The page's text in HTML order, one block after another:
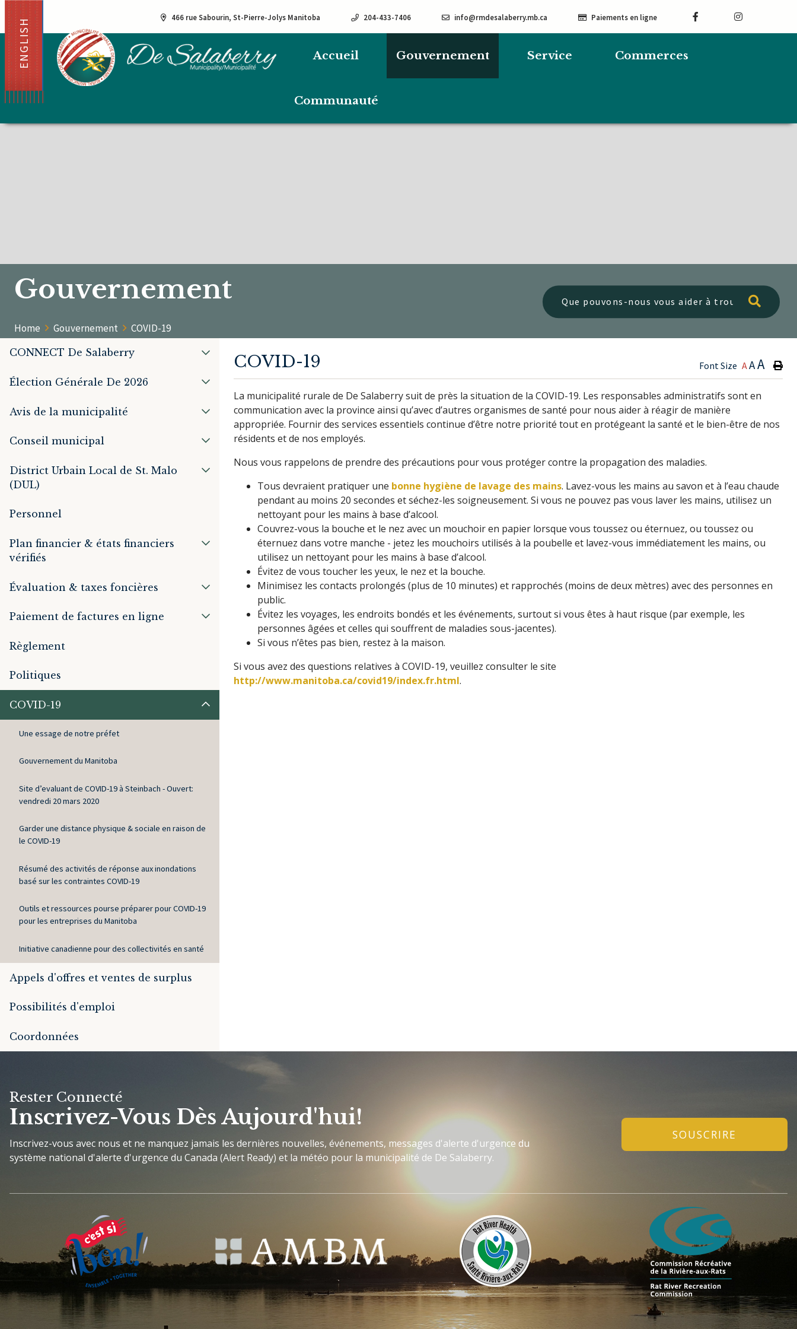
466 rue Sabourin, St-Pierre-Jolys Manitoba 204-433-7406 info@rmdesalaberry.mb.ca Paiements en ligne
Accueil Gouvernement Service Commerces
Communauté
ENGLISH
Gouvernement
Home Gouvernement COVID-19
Type
CONNECT De Salaberry
Élection Générale De 2026
Avis de la municipalité
Conseil municipal
District Urbain Local de St. Malo
(DUL)
Personnel
Plan financier & états financiers
vérifiés
Évaluation & taxes foncières
Paiement de factures en ligne
Règlement
Politiques
COVID-19
Une essage de notre préfet
Gouvernement du Manitoba
Site d’evaluant de COVID-19 à Steinbach - Ouvert:
vendredi 20 mars 2020
Garder une distance physique & sociale en raison de
le COVID-19
Résumé des activités de réponse aux inondations
basé sur les contraintes COVID-19
Outils et ressources pourse préparer pour COVID-19
pour les entreprises du Manitoba
Initiative canadienne pour des collectivités en santé
Appels d'offres et ventes de surplus
Possibilités d'emploi
Coordonnées
COVID-19 Font Size AAA
La municipalité rurale de De Salaberry suit de près la situation de la COVID-19. Les responsables administratifs sont en
communication avec la province ainsi qu’avec d’autres organismes de santé pour nous aider à réagir de manière
appropriée. Fournir des services essentiels continue d’être notre priorité tout en protégeant la santé et le bien-être de nos
résidents et de nos employés.
Nous vous rappelons de prendre des précautions pour vous protéger contre la propagation des maladies.
Tous devraient pratiquer une bonne hygiène de lavage des mains. Lavez-vous les mains au savon et à l’eau chaude
pendant au moins 20 secondes et séchez-les soigneusement. Si vous ne pouvez pas vous laver les mains, utilisez un
nettoyant pour les mains à base d’alcool.
Couvrez-vous la bouche et le nez avec un mouchoir en papier lorsque vous toussez ou éternuez, ou toussez ou
éternuez dans votre manche - jetez les mouchoirs utilisés à la poubelle et lavez-vous immédiatement les mains, ou
utilisez un nettoyant pour les mains à base d’alcool.
Évitez de vous toucher les yeux, le nez et la bouche.
Minimisez les contacts prolongés (plus de 10 minutes) et rapprochés (moins de deux mètres) avec des personnes en
public.
Évitez les voyages, les endroits bondés et les événements, surtout si vous êtes à haut risque (par exemple, les
personnes âgées et celles qui souffrent de maladies sous-jacentes).
Si vous n’êtes pas bien, restez à la maison.
Si vous avez des questions relatives à COVID-19, veuillez consulter le site
http://www.manitoba.ca/covid19/index.fr.html.
Rester Connecté
Inscrivez-Vous Dès Aujourd'hui!
Inscrivez-vous avec nous et ne manquez jamais les dernières nouvelles, événements, messages d'alerte d'urgence du
système national d'alerte d'urgence du Canada (Alert Ready) et la météo pour la municipalité de De Salaberry.
SOUSCRIRE